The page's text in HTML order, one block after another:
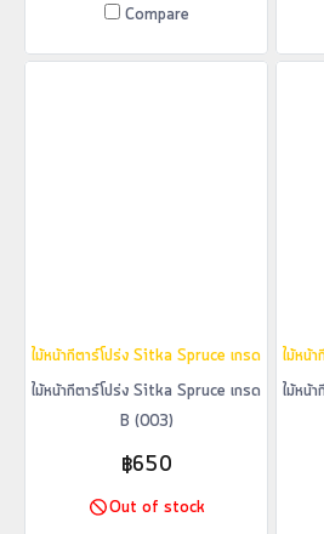
Compare
ไม้หน้ากีตาร์โปร่ง Sitka Spruce เกรด B (003)
ไม้หน้ากีตาร์โปร่ง Sitka Spruce เกรด
B (003)
฿650
Out of stock
ไม้หน้
ไม้หน้